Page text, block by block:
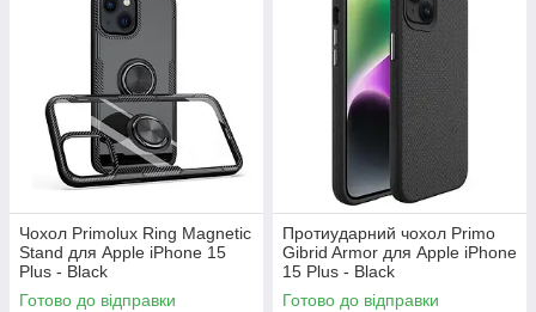
Чохол Primolux Ring Magnetic
Stand для Apple iPhone 15
Plus - Black
Готово до відправки
Протиударний чохол Primo
Gibrid Armor для Apple iPhone
15 Plus - Black
Готово до відправки